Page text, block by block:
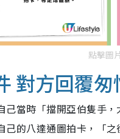
點擊圖
對方回覆
己當時「擋開亞伯隻手
己的八達通圖拍卡，「